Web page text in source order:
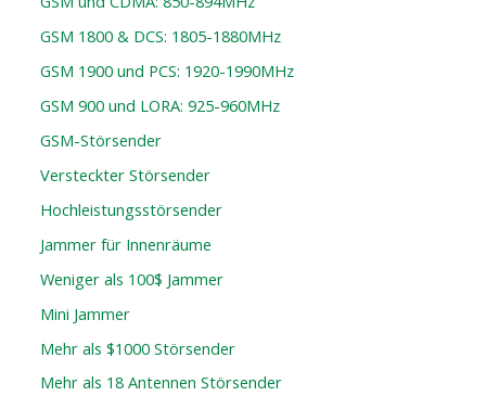
GSM 1800 & DCS: 1805-1880MHz
GSM 1900 und PCS: 1920-1990MHz
GSM 900 und LORA: 925-960MHz
GSM-Störsender
Versteckter Störsender
Hochleistungsstörsender
Jammer für Innenräume
Weniger als 100$ Jammer
Mini Jammer
Mehr als $1000 Störsender
Mehr als 18 Antennen Störsender